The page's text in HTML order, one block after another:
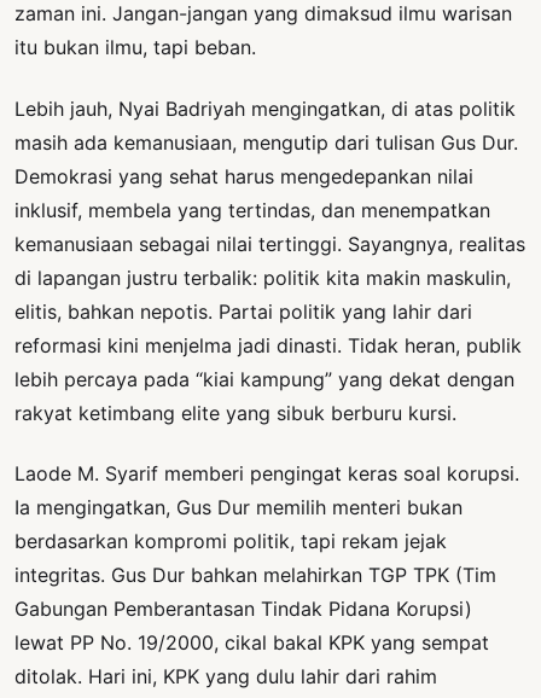
zaman ini. Jangan-jangan yang dimaksud ilmu warisan
itu bukan ilmu, tapi beban.
Lebih jauh, Nyai Badriyah mengingatkan, di atas politik
masih ada kemanusiaan, mengutip dari tulisan Gus Dur.
Demokrasi yang sehat harus mengedepankan nilai
inklusif, membela yang tertindas, dan menempatkan
kemanusiaan sebagai nilai tertinggi. Sayangnya, realitas
di lapangan justru terbalik: politik kita makin maskulin,
elitis, bahkan nepotis. Partai politik yang lahir dari
reformasi kini menjelma jadi dinasti. Tidak heran, publik
lebih percaya pada “kiai kampung” yang dekat dengan
rakyat ketimbang elite yang sibuk berburu kursi.
Laode M. Syarif memberi pengingat keras soal korupsi.
Ia mengingatkan, Gus Dur memilih menteri bukan
berdasarkan kompromi politik, tapi rekam jejak
integritas. Gus Dur bahkan melahirkan TGP TPK (Tim
Gabungan Pemberantasan Tindak Pidana Korupsi)
lewat PP No. 19/2000, cikal bakal KPK yang sempat
ditolak. Hari ini, KPK yang dulu lahir dari rahim